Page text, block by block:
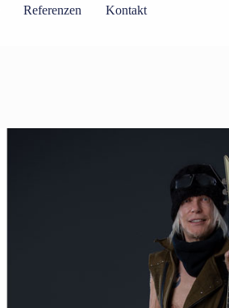
Referenzen Kontakt